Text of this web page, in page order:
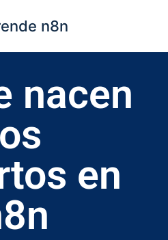
n8n
nacen
en